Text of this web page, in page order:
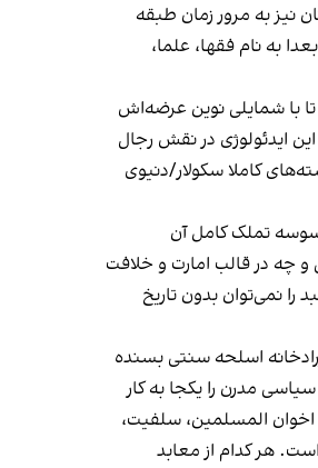
نیز به مرور زمان طبقه
به نام فقها، علما،
تا با شمایلی نوین عرضه‌اش
ایدئولوژی در نقش رجال
کاملا سکولار/دنیوی
تملک کامل آن
چه در قالب امارت و خلافت
نمی‌توان بدون تاریخ
اسلحه سنتی بسنده
مدرن را یکجا به کار
اخوان المسلمین، سلفیت،
هر کدام از معابد